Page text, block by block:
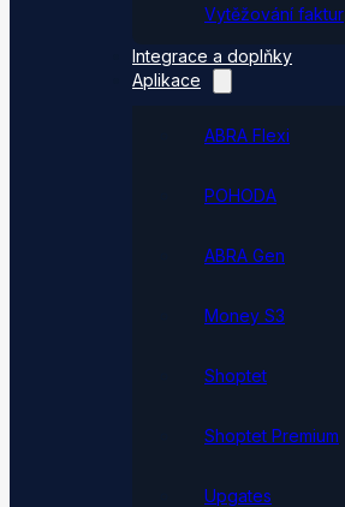
Vytěžování faktur
Integrace a doplňky
Aplikace
ABRA Flexi
POHODA
ABRA Gen
Money S3
Shoptet
Shoptet Premium
Upgates